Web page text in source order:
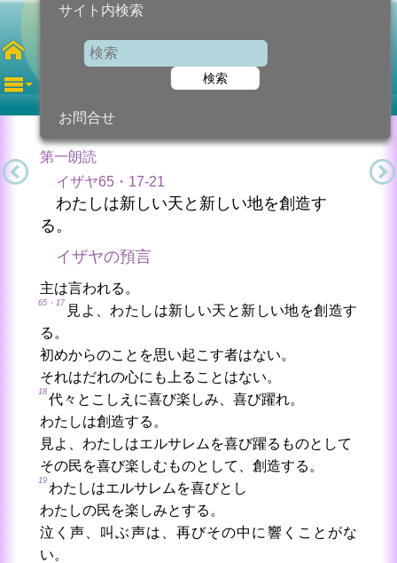
サイト内検索
検索
お問合せ
第4月曜日四旬節
第一朗読
イザヤ65・17-21
わたしは新しい天と新しい地を創造す
る。
イザヤの預言
主は言われる。
65・17
見よ、わたしは新しい天と新しい地を創造す
る。
初めからのことを思い起こす者はない。
それはだれの心にも上ることはない。
18
代々とこしえに喜び楽しみ、喜び躍れ。
わたしは創造する。
見よ、わたしはエルサレムを喜び躍るものとして
その民を喜び楽しむものとして、創造する。
19
わたしはエルサレムを喜びとし
わたしの民を楽しみとする。
泣く声、叫ぶ声は、再びその中に響くことがな
い。